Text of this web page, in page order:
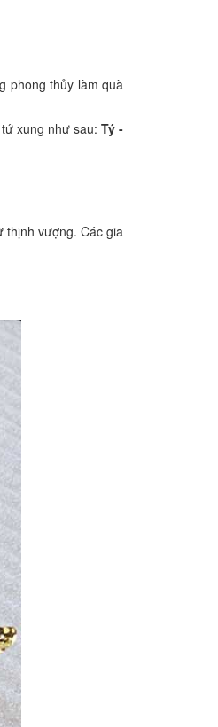
phong thủy làm quà
xung như sau: Tý -
thịnh vượng. Các gia